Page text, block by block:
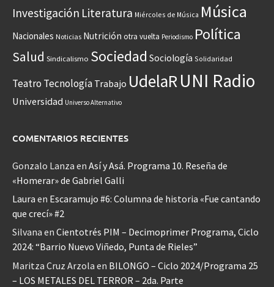
Investigación Literatura Miércoles de Música Música
Nacionales Noticias Nutrición otra vuelta Periodismo Política
Salud Sindicalismo Sociedad Sociología Solidaridad
Teatro Tecnología Trabajo UdelaR UNI Radio
Universidad Universo Alternativo
COMENTARIOS RECIENTES
Gonzalo Lanza en Así y Asá. Programa 10. Reseña de
«Homerar» de Gabriel Galli
Laura en Escaramujo #6: Columna de historia «Fue cantando
que crecí» #2
Silvana en Cientotrés PIM – Decimoprimer Programa, Ciclo
2024: “Barrio Nuevo Viñedo, Punta de Rieles”
Maritza Cruz Arzola en BILONGO – Ciclo 2024/Programa 25
– LOS METALES DEL TERROR – 2da. Parte